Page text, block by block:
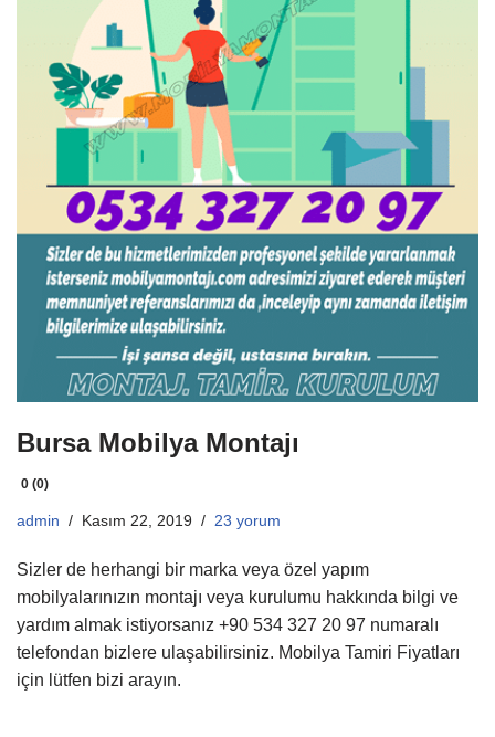
Bursa Mobilya Montajı
0 (0)
admin Kasım 22, 2019 23 yorum
Sizler de herhangi bir marka veya özel yapım
mobilyalarınızın montajı veya kurulumu hakkında bilgi ve
yardım almak istiyorsanız +90 534 327 20 97 numaralı
telefondan bizlere ulaşabilirsiniz. Mobilya Tamiri Fiyatları
için lütfen bizi arayın.